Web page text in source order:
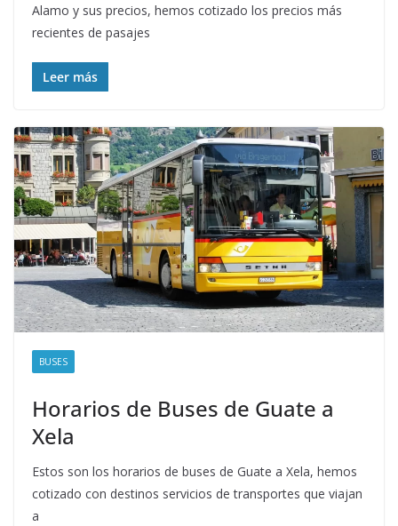
Alamo y sus precios, hemos cotizado los precios más
recientes de pasajes
Leer más
BUSES
Horarios de Buses de Guate a
Xela
Estos son los horarios de buses de Guate a Xela, hemos
cotizado con destinos servicios de transportes que viajan
a